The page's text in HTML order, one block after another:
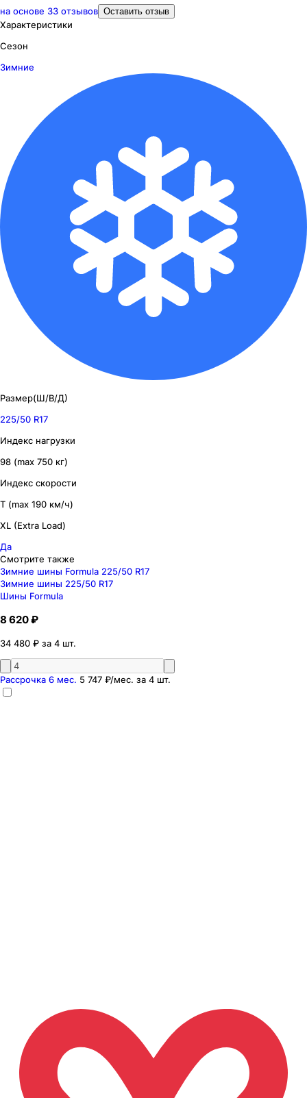
на основе 33 отзывов Оставить отзыв
Характеристики
Сезон
Зимние
Размер(Ш/В/Д)
225/50 R17
Индекс нагрузки
98 (max 750 кг)
Индекс скорости
T (max 190 км/ч)
XL (Extra Load)
Да
Смотрите также
Зимние шины Formula 225/50 R17
Зимние шины 225/50 R17
Шины Formula
8 620 ₽
34 480 ₽ за 4 шт.
Рассрочка 6 мес. 5 747 ₽/мес. за 4 шт.